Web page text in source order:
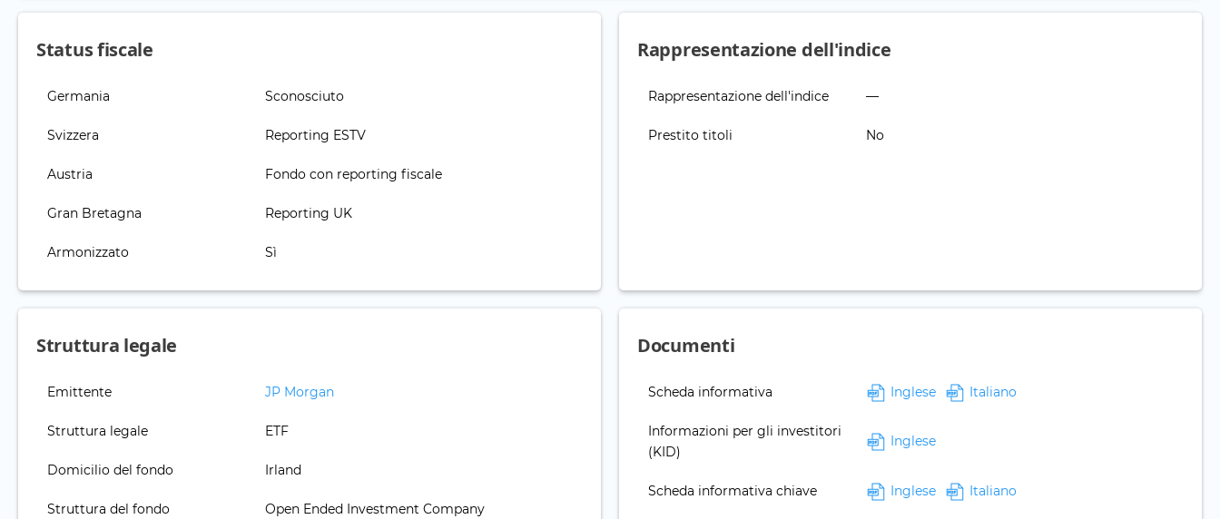
Status fiscale
Germania Sconosciuto
Svizzera Reporting ESTV
Austria Fondo con reporting fiscale
Gran Bretagna Reporting UK
Armonizzato Sì
Rappresentazione dell'indice
Rappresentazione dell'indice —
Prestito titoli No
Struttura legale
Emittente JP Morgan
Struttura legale ETF
Domicilio del fondo Irland
Struttura del fondo Open Ended Investment Company
Documenti
Scheda informativa Inglese Italiano
Informazioni per gli investitori
(KID)
Inglese
Scheda informativa chiave Inglese Italiano